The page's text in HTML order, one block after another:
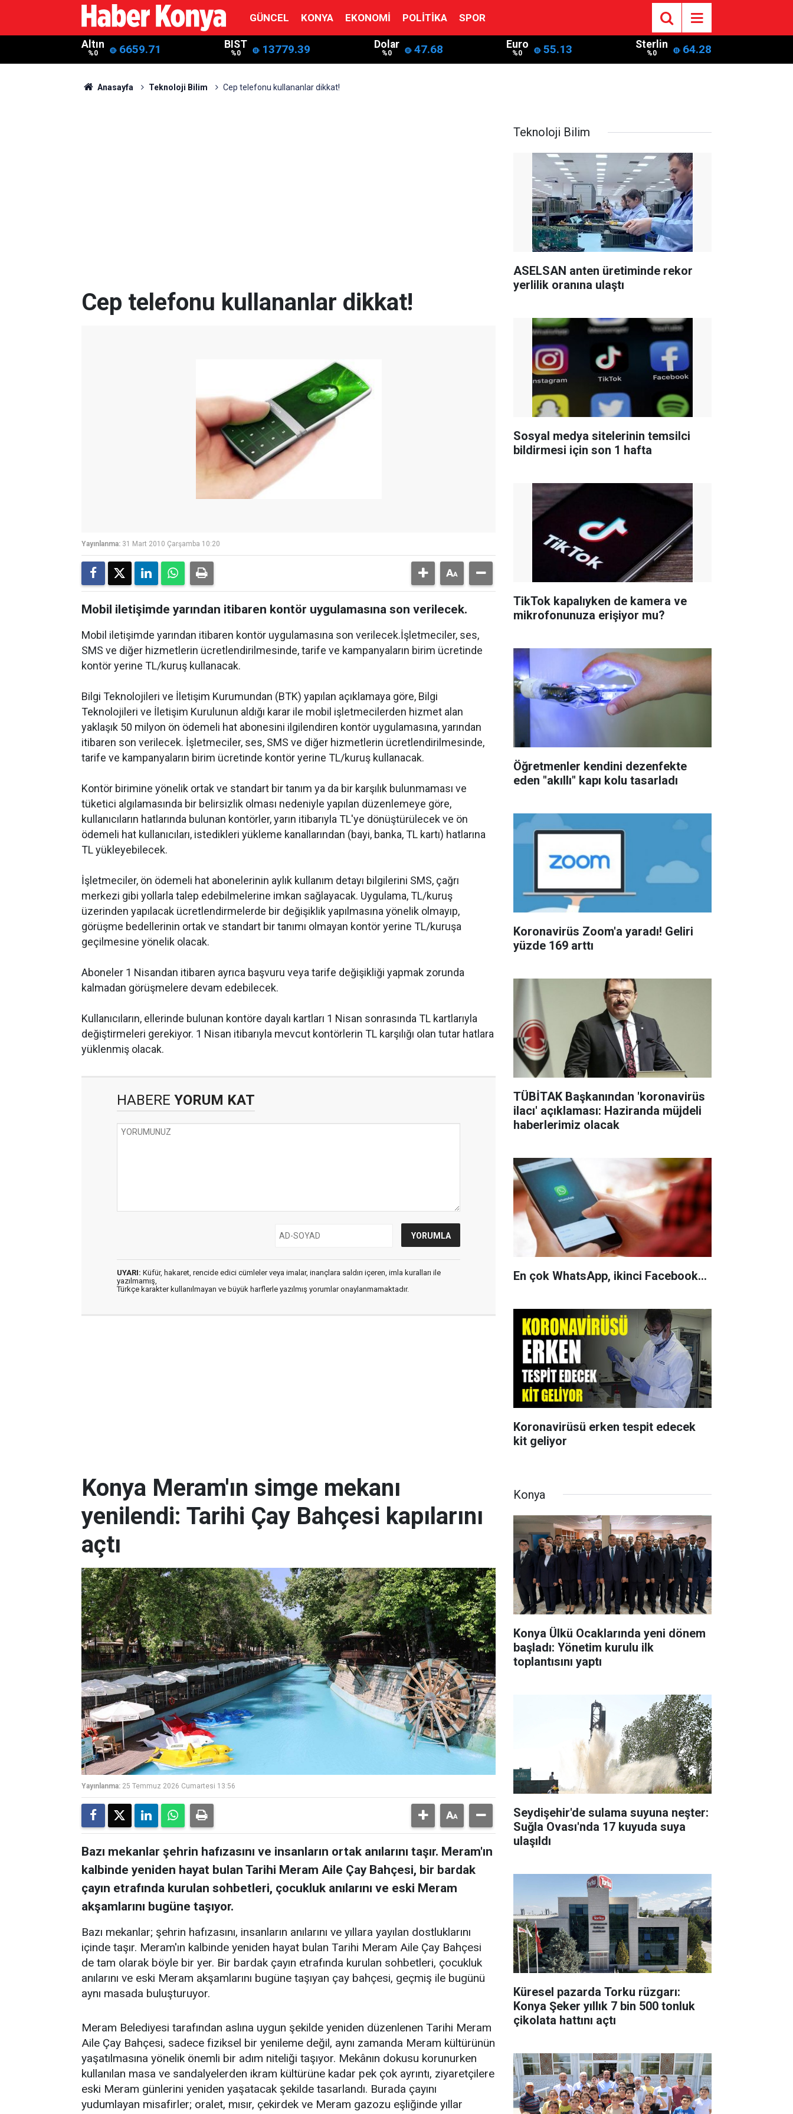
GÜNCEL KONYA EKONOMI POLITIKA SPOR
Altın
%0 6659.71 BIST
%0 13779.39 Dolar
%0 47.68 Euro
%0 55.13 Sterlin
%0 64.28
Anasayfa Teknoloji Bilim Cep telefonu kullananlar dikkat!
Cep telefonu kullananlar dikkat!
Yayınlanma: 31 Mart 2010 Çarşamba 10:20
Mobil iletişimde yarından itibaren kontör uygulamasına son verilecek.
Mobil iletişimde yarından itibaren kontör uygulamasına son verilecek.İşletmeciler, ses,
SMS ve diğer hizmetlerin ücretlendirilmesinde, tarife ve kampanyaların birim ücretinde
kontör yerine TL/kuruş kullanacak.
Bilgi Teknolojileri ve İletişim Kurumundan (BTK) yapılan açıklamaya göre, Bilgi
Teknolojileri ve İletişim Kurulunun aldığı karar ile mobil işletmecilerden hizmet alan
yaklaşık 50 milyon ön ödemeli hat abonesini ilgilendiren kontör uygulamasına, yarından
itibaren son verilecek. İşletmeciler, ses, SMS ve diğer hizmetlerin ücretlendirilmesinde,
tarife ve kampanyaların birim ücretinde kontör yerine TL/kuruş kullanacak.
Kontör birimine yönelik ortak ve standart bir tanım ya da bir karşılık bulunmaması ve
tüketici algılamasında bir belirsizlik olması nedeniyle yapılan düzenlemeye göre,
kullanıcıların hatlarında bulunan kontörler, yarın itibarıyla TL'ye dönüştürülecek ve ön
ödemeli hat kullanıcıları, istedikleri yükleme kanallarından (bayi, banka, TL kartı) hatlarına
TL yükleyebilecek.
İşletmeciler, ön ödemeli hat abonelerinin aylık kullanım detayı bilgilerini SMS, çağrı
merkezi gibi yollarla talep edebilmelerine imkan sağlayacak. Uygulama, TL/kuruş
üzerinden yapılacak ücretlendirmelerde bir değişiklik yapılmasına yönelik olmayıp,
görüşme bedellerinin ortak ve standart bir tanımı olmayan kontör yerine TL/kuruşa
geçilmesine yönelik olacak.
Aboneler 1 Nisandan itibaren ayrıca başvuru veya tarife değişikliği yapmak zorunda
kalmadan görüşmelere devam edebilecek.
Kullanıcıların, ellerinde bulunan kontöre dayalı kartları 1 Nisan sonrasında TL kartlarıyla
değiştirmeleri gerekiyor. 1 Nisan itibarıyla mevcut kontörlerin TL karşılığı olan tutar hatlara
yüklenmiş olacak.
HABERE YORUM KAT
UYARI: Küfür, hakaret, rencide edici cümleler veya imalar, inançlara saldırı içeren, imla kuralları ile
yazılmamış,
Türkçe karakter kullanılmayan ve büyük harflerle yazılmış yorumlar onaylanmamaktadır.
Teknoloji Bilim
ASELSAN anten üretiminde rekor
yerlilik oranına ulaştı
Sosyal medya sitelerinin temsilci
bildirmesi için son 1 hafta
TikTok kapalıyken de kamera ve
mikrofonunuza erişiyor mu?
Öğretmenler kendini dezenfekte
eden "akıllı" kapı kolu tasarladı
Koronavirüs Zoom'a yaradı! Geliri
yüzde 169 arttı
TÜBİTAK Başkanından 'koronavirüs
ilacı' açıklaması: Haziranda müjdeli
haberlerimiz olacak
En çok WhatsApp, ikinci Facebook...
Koronavirüsü erken tespit edecek
kit geliyor
Konya Meram'ın simge mekanı
yenilendi: Tarihi Çay Bahçesi kapılarını
açtı
Yayınlanma: 25 Temmuz 2026 Cumartesi 13:56
Bazı mekanlar şehrin hafızasını ve insanların ortak anılarını taşır. Meram'ın
kalbinde yeniden hayat bulan Tarihi Meram Aile Çay Bahçesi, bir bardak
çayın etrafında kurulan sohbetleri, çocukluk anılarını ve eski Meram
akşamlarını bugüne taşıyor.
Bazı mekanlar; şehrin hafızasını, insanların anılarını ve yıllara yayılan dostluklarını
içinde taşır. Meram'ın kalbinde yeniden hayat bulan Tarihi Meram Aile Çay Bahçesi
de tam olarak böyle bir yer. Bir bardak çayın etrafında kurulan sohbetleri, çocukluk
anılarını ve eski Meram akşamlarını bugüne taşıyan çay bahçesi, geçmiş ile bugünü
aynı masada buluşturuyor.
Meram Belediyesi tarafından aslına uygun şekilde yeniden düzenlenen Tarihi Meram
Aile Çay Bahçesi, sadece fiziksel bir yenileme değil, aynı zamanda Meram kültürünün
yaşatılmasına yönelik önemli bir adım niteliği taşıyor. Mekânın dokusu korunurken
kullanılan masa ve sandalyelerden ikram kültürüne kadar pek çok ayrıntı, ziyaretçilere
eski Meram günlerini yeniden yaşatacak şekilde tasarlandı. Burada çayını
yudumlayan misafirler; oralet, mısır, çekirdek ve Meram gazozu eşliğinde yıllar
Konya
Konya Ülkü Ocaklarında yeni dönem
başladı: Yönetim kurulu ilk
toplantısını yaptı
Seydişehir'de sulama suyuna neşter:
Suğla Ovası'nda 17 kuyuda suya
ulaşıldı
Küresel pazarda Torku rüzgarı:
Konya Şeker yıllık 7 bin 500 tonluk
çikolata hattını açtı